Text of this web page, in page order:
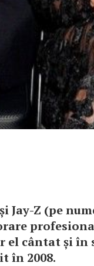
Jay-Z (pe
el cântat și în
în 2008.